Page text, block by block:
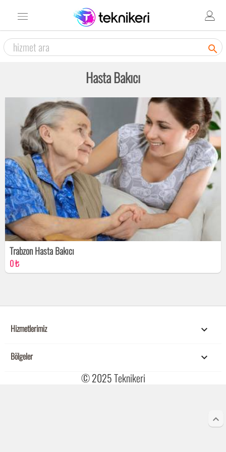

Hasta Bakıcı
Trabzon Hasta Bakıcı
0 ₺

Hizmetlerimiz 
Bölgeler 
© 2025Teknikeri